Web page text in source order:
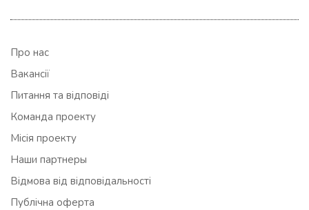
Про нас
Вакансії
Питання та відповіді
Команда проекту
Місія проекту
Наши партнеры
Відмова від відповідальності
Публічна оферта